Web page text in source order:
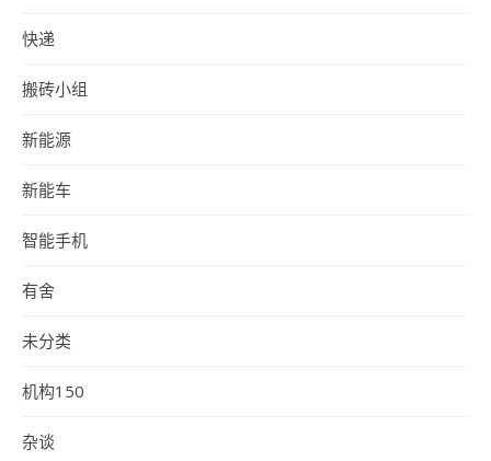
快递
搬砖小组
新能源
新能车
智能手机
有舍
未分类
机构150
杂谈